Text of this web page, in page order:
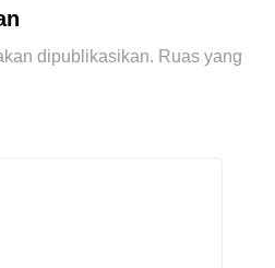
dipublikasikan. Ruas yang